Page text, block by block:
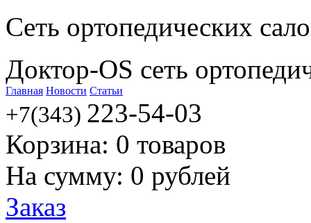
Сеть ортопедических
Доктор-OS сеть
Главная Новости Статьи
+7(343) 223-54-03
Корзина: 0 товаров
На сумму: 0 рублей
Заказ